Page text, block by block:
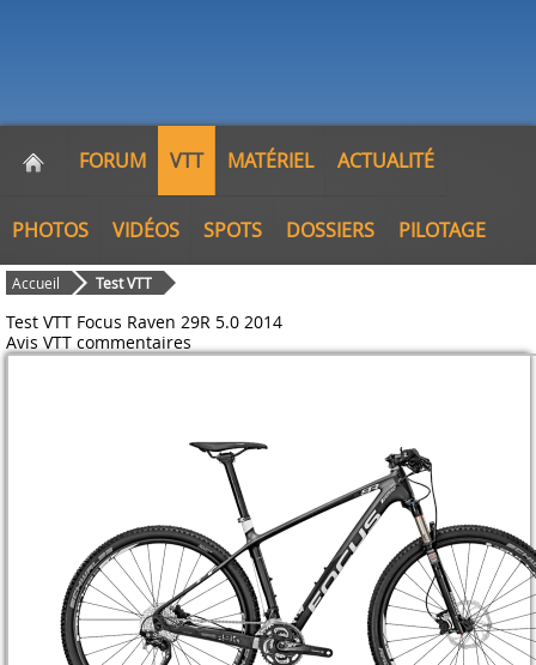
FORUM VTT MATÉRIEL ACTUALITÉ
PHOTOS VIDÉOS SPOTS DOSSIERS PILOTAGE
Accueil Test VTT
Test VTT Focus Raven 29R 5.0 2014
Avis VTT commentaires